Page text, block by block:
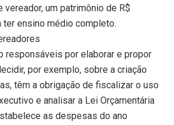
vereador, um patrimônio de R$
ter ensino médio completo.
responsáveis por elaborar e propor
por exemplo, sobre a criação
têm a obrigação de fiscalizar o uso
e analisar a Lei Orçamentária
as despesas do ano